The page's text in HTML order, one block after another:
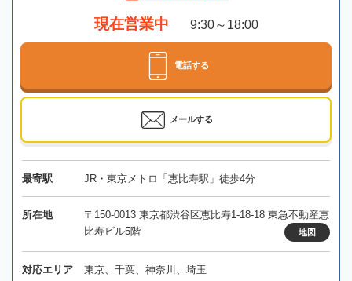
現在営業中 9:30～18:00
電話する
メールする
最寄駅 JR・東京メトロ「恵比寿駅」徒歩4分
所在地
〒150-0013 東京都渋谷区恵比寿1-18-18 東急不動産恵
比寿ビル5階
地図
対応エリア 東京、千葉、神奈川、埼玉